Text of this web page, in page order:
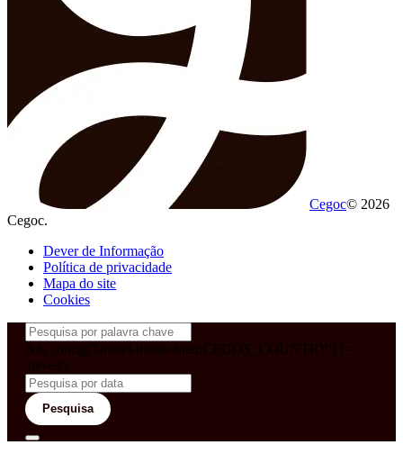
Cegoc© 2026
Cegoc.
Dever de Informação
Política de privacidade
Mapa do site
Cookies
&& config('laravel-theme-inter.CEGOS_COUNTRY') !=
'neves')
Pesquisa